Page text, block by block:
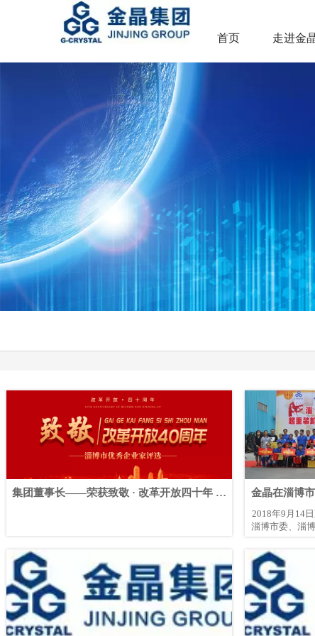
首页 走进金
集团董事长——荣获致敬 · 改革开放四十年 淄
金晶在淄博
2018年9月14
淄博市委、淄
金行业协会联
工职业技能大
作工、酿酒师
赛项目。全市
赛。最终，山
别获得4个工种
份有限公司李